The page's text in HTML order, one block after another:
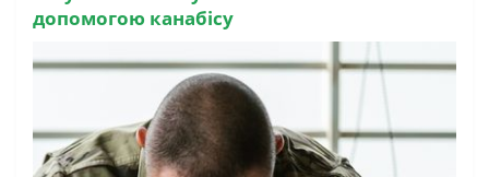
допомогою канабісу